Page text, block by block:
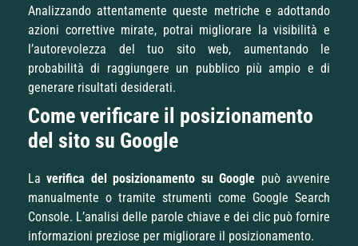
Analizzando attentamente queste metriche e adottando
azioni correttive mirate, potrai migliorare la visibilità e
l’autorevolezza del tuo sito web, aumentando le
probabilità di raggiungere un pubblico più ampio e di
generare risultati desiderati.
Come verificare il posizionamento
del sito su Google
Laverifica del posizionamento su Google può avvenire
manualmente o tramite strumenti come Google Search
Console. L’analisi delle parole chiave e dei clic può fornire
informazioni preziose per migliorare il posizionamento.